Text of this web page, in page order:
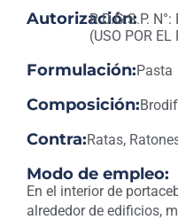
Autorización:
R.D.G.S.P.
(USO POR EL
Formulación:Pasta
Composición:
Contra:Ratas,
Modo de empleo:
En el interior de
alrededor de edificios,